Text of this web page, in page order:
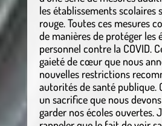
les établissements scolaires
rouge. Toutes ces mesures
de manières de protéger les
personnel contre la COVID.
gaieté de cœur que nous
nouvelles restrictions
autorités de santé publique.
un sacrifice que nous
garder nos écoles ouvertes.